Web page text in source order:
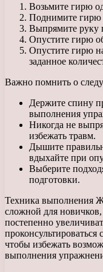
Возьмите гирю
Поднимите гирю
Выпрямите руку
Опустите гирю
Опустите гирю
заданное
Важно помнить о
Держите спину
выполнения
Никогда не
избежать травм.
Дышите
вдыхайте при
Выберите
подготовки.
Техника выполнения
сложной для новичков,
постепенно
чтобы избежать
выполнения